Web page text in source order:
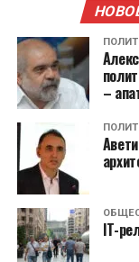
–
IT-